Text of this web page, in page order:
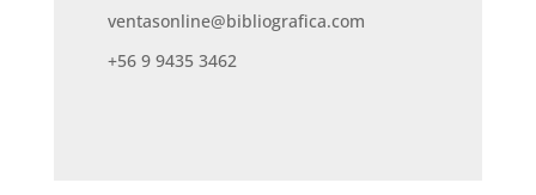
ventasonline@bibliografica.com
+56 9 9435 3462